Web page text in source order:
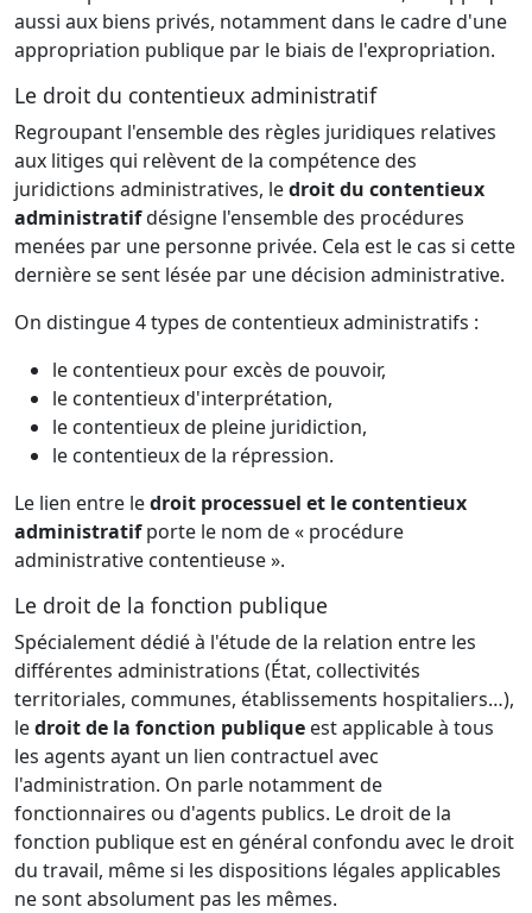
aussi aux biens privés, notamment dans le cadre d'une
appropriation publique par le biais de l'expropriation.
Le droit du contentieux administratif
Regroupant l'ensemble des règles juridiques relatives
aux litiges qui relèvent de la compétence des
juridictions administratives, ledroit du contentieux
administratifdésigne l'ensemble des procédures
menées par une personne privée. Cela est le cas si cette
dernière se sent lésée par une décision administrative.
On distingue 4 types de contentieux administratifs :
le contentieux pour excès de pouvoir,
le contentieux d'interprétation,
le contentieux de pleine juridiction,
le contentieux de la répression.
Le lien entre ledroit processuel et le contentieux
administratifporte le nom de « procédure
administrative contentieuse ».
Le droit de la fonction publique
Spécialement dédié à l'étude de la relation entre les
différentes administrations (État, collectivités
territoriales, communes, établissements hospitaliers…),
ledroit de la fonction publique est applicable à tous
les agents ayant un lien contractuel avec
l'administration. On parle notamment de
fonctionnaires ou d'agents publics. Le droit de la
fonction publique est en général confondu avec le droit
du travail, même si les dispositions légales applicables
ne sont absolument pas les mêmes.